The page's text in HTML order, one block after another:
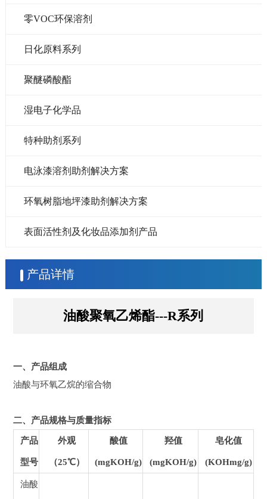
零VOC环保溶剂
日化原料系列
聚醚磷酸酯
湿电子化学品
特种助剂系列
电泳漆溶剂助剂解决方案
环氧树脂地坪漆助剂解决方案
表面活性剂及化妆品添加剂产品
产品详情
油酸聚氧乙烯酯---R系列
一、产品组成
油酸与环氧乙烷的缩合物
二、产品规格与质量指标
产品
型号
外观
（25℃）
酸值
(mgKOH/g)
羟值
(mgKOH/g)
皂化值
(KOHmg/g)
油酸